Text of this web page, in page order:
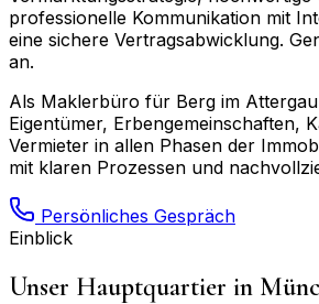
professionelle Kommunikation mit
eine sichere Vertragsabwicklung.
an.
Als Maklerbüro für Berg im Attergau
Eigentümer, Erbengemeinschaften,
Vermieter in allen Phasen der
mit klaren Prozessen und
Persönliches Gespräch
Einblick
Unser Hauptquartier in